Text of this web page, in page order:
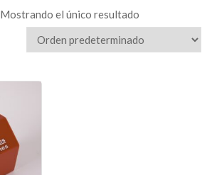
Mostrando el único resultado